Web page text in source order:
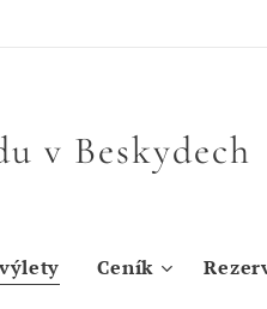
v Beskydech
Ceník